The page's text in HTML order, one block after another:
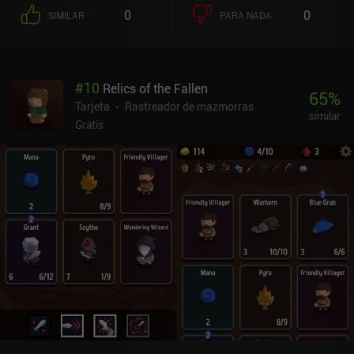
escudos que bloquean cierta cantidad de daño antes de agotarse.
Para hacer el combate más desafiante, cada monstruo tiene
que luchar contra los monstruos más duros sea muy arriesgado, lo
que significa que a veces es mejor evitarlos, un aspecto que se
suma a la naturaleza Roguelike del juego. El juego se monetiza a
colocados alrededor de la mazmorra que reproducen anuncios de
"pausa comercial" cuando se interactúa con ellos. Un iAP de 1,99 $
elimina esta ingeniosa y discreta implementación publicitaria y te
permite conservar las bonificaciones. En general, RogueJack es un
pequeño juego con un divertido sistema de combate y mucho que
ofrecer a cualquier fan de los juegos de cartas de mazmorras.
SIMILAR 0 PARA NADA 0
#10 Relics of the Fallen
Tarjeta
Rastreador de mazmorras
Gratis
65%
similar